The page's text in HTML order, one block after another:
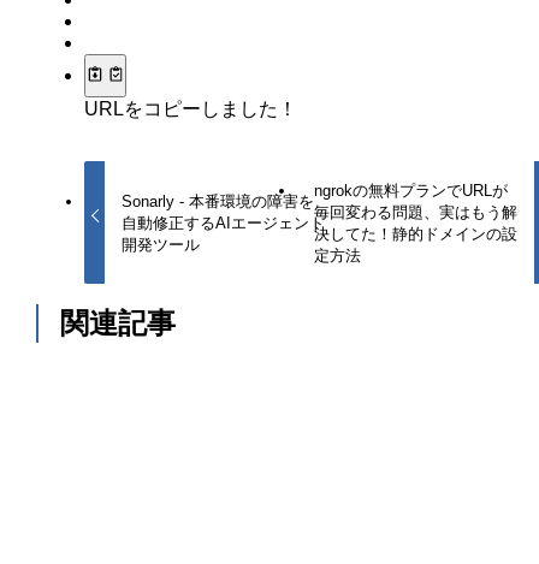
URLをコピーしました！
Sonarly - 本番環境の障害を
自動修正するAIエージェント
開発ツール
ngrokの無料プランでURLが
毎回変わる問題、実はもう解
決してた！静的ドメインの設
定方法
関連記事